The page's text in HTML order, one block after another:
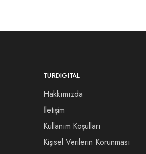
TURDIGITAL
Hakkımızda
İletişim
Kullanım Koşulları
Kişisel Verilerin Korunması